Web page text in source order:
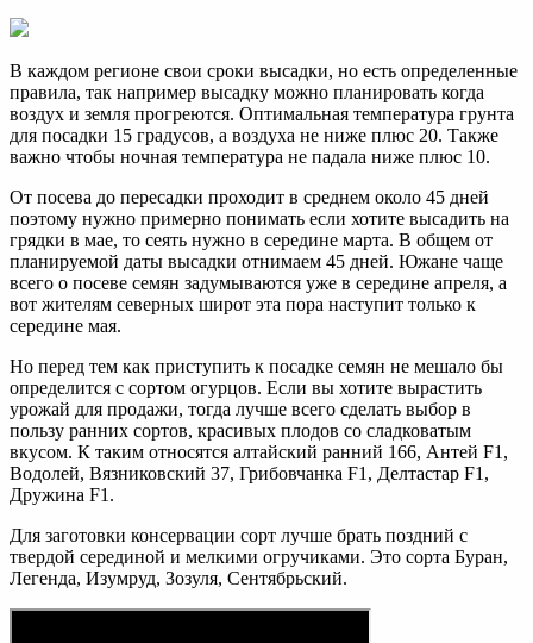
В каждом регионе свои сроки высадки, но есть определенные
правила, так например высадку можно планировать когда
воздух и земля прогреются. Оптимальная температура грунта
для посадки 15 градусов, а воздуха не ниже плюс 20. Также
важно чтобы ночная температура не падала ниже плюс 10.
От посева до пересадки проходит в среднем около 45 дней
поэтому нужно примерно понимать если хотите высадить на
грядки в мае, то сеять нужно в середине марта. В общем от
планируемой даты высадки отнимаем 45 дней. Южане чаще
всего о посеве семян задумываются уже в середине апреля, а
вот жителям северных широт эта пора наступит только к
середине мая.
Но перед тем как приступить к посадке семян не мешало бы
определится с сортом огурцов. Если вы хотите вырастить
урожай для продажи, тогда лучше всего сделать выбор в
пользу ранних сортов, красивых плодов со сладковатым
вкусом. К таким относятся алтайский ранний 166, Антей F1,
Водолей, Вязниковский 37, Грибовчанка F1, Делтастар F1,
Дружина F1.
Для заготовки консервации сорт лучше брать поздний с
твердой серединой и мелкими огручиками. Это сорта Буран,
Легенда, Изумруд, Зозуля, Сентябрьский.